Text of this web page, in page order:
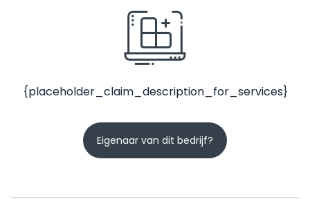
{placeholder_claim_description_for_services}
Eigenaar van dit bedrijf?